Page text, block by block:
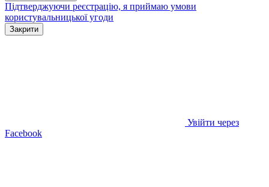
Підтверджуючи реєстрацію, я приймаю умови
користувальницької угоди
Закрити
Увійти через
Facebook